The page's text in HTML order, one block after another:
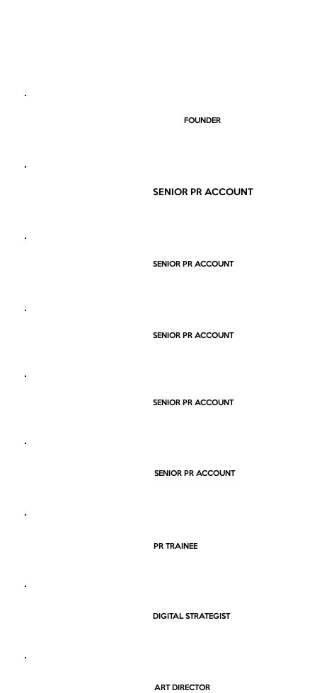
SENIOR PR ACCOUNT
SENIOR PR ACCOUNT
SENIOR PR ACCOUNT
SENIOR PR ACCOUNT
SENIOR PR ACCOUNT
PR TRAINEE
DIGITAL STRATEGIST
ART DIRECTOR
FOUNDER